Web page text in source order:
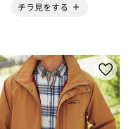
チラ見をする